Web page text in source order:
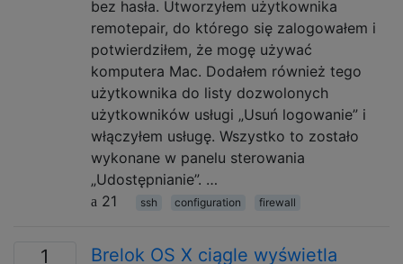
bez hasła. Utworzyłem użytkownika
remotepair, do którego się zalogowałem i
potwierdziłem, że mogę używać
komputera Mac. Dodałem również tego
użytkownika do listy dozwolonych
użytkowników usługi „Usuń logowanie” i
włączyłem usługę. Wszystko to zostało
wykonane w panelu sterowania
„Udostępnianie”. …
21
ssh configuration firewall
1
Brelok OS X ciągle wyświetla